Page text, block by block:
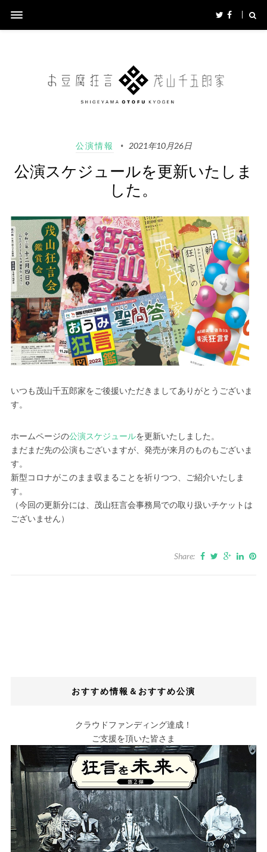
公演情報 2021年10月26日
公演スケジュールを更新いたしま
した。
いつも茂山千五郎家をご後援いただきましてありがとうございま
す。
ホームページの公演スケジュールを更新いたしました。
まだまだ先の公演もございますが、発売が来月のものもございま
す。
新型コロナがこのまま収まることを祈りつつ、ご紹介いたしま
す。
（今回の更新分には、茂山狂言会事務局での取り扱いチケットは
ございません）
Share:
おすすめ情報＆おすすめ公演
クラウドファンディング達成！
ご支援を頂いた皆さま